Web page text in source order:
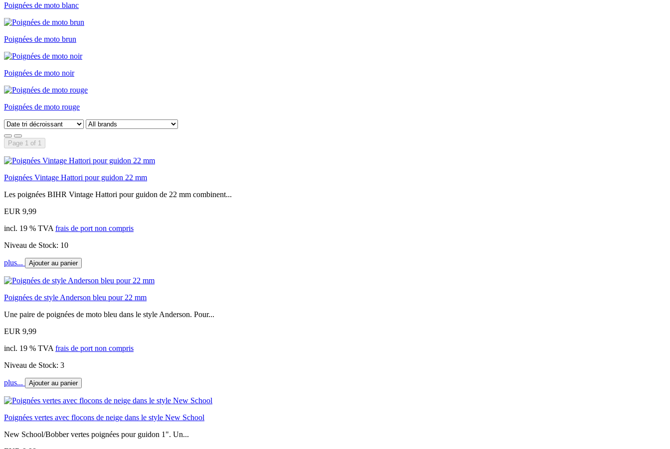
Poignées de moto blanc
Poignées de moto brun
Poignées de moto noir
Poignées de moto rouge
Page 1 of 1
Poignées Vintage Hattori pour guidon 22 mm
Les poignées BIHR Vintage Hattori pour guidon de 22 mm combinent...
EUR 9,99
incl. 19 % TVA frais de port non compris
Niveau de Stock: 10
plus... Ajouter au panier
Poignées de style Anderson bleu pour 22 mm
Une paire de poignées de moto bleu dans le style Anderson. Pour...
EUR 9,99
incl. 19 % TVA frais de port non compris
Niveau de Stock: 3
plus... Ajouter au panier
Poignées vertes avec flocons de neige dans le style New School
New School/Bobber vertes poignées pour guidon 1". Un...